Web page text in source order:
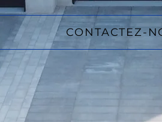
CONTACTEZ-